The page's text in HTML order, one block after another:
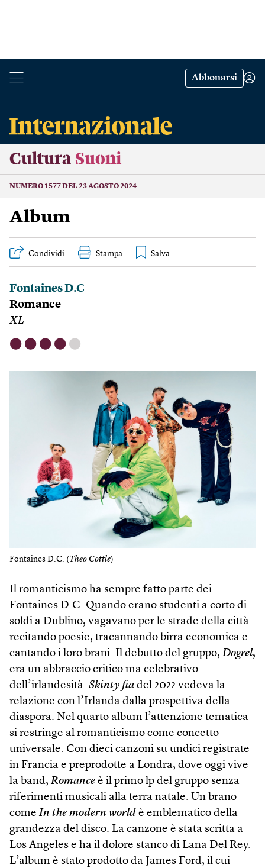
Abbonarsi
Cultura Suoni
NUMERO 1577 DEL 23 AGOSTO 2024
Album
Condividi Stampa
Fontaines D.C
Romance
XL
⬤ ⬤ ⬤ ⬤ ⬤
Fontaines D.C. (Theo Cottle)
Il romanticismo ha sempre fatto parte dei
Fontaines D.C. Quando erano studenti a corto di
soldi a Dublino, vagavano per le strade della città
recitando poesie, tracannando birra economica e
cantando i loro brani. Il debutto del gruppo, Dogrel,
era un abbraccio critico ma celebrativo
dell’irlandesità. Skinty fia del 2022 vedeva la
relazione con l’Irlanda dalla prospettiva della
diaspora. Nel quarto album l’attenzione tematica
si restringe al romanticismo come concetto
universale. Con dieci canzoni su undici registrate
in Francia e preprodotte a Londra, dove oggi vive
la band, Romance è il primo lp del gruppo senza
riferimenti musicali alla terra natale. Un brano
come In the modern world è emblematico della
grandezza del disco. La canzone è stata scritta a
Los Angeles e ha il dolore stanco di Lana Del Rey.
L’album è stato prodotto da James Ford, il cui